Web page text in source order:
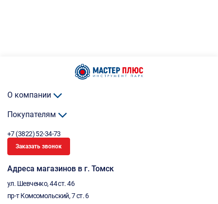
О компании
Покупателям
+7 (3822) 52-34-73
Заказать звонок
Адреса магазинов в г. Томск
ул. Шевченко, 44 ст. 46
пр-т Комсомольский, 7 ст. 6